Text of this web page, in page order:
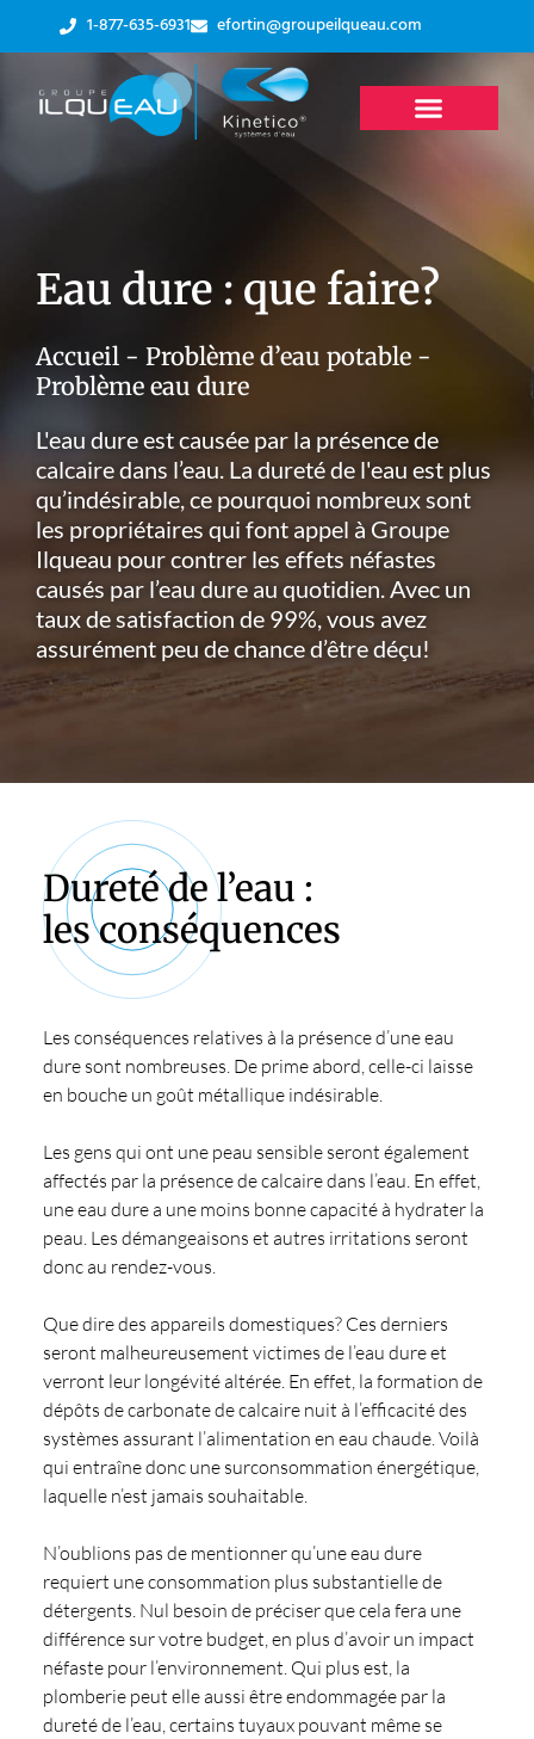
1-877-635-6931 efortin@groupeilqueau.com
Eau dure : que faire?
Accueil - Problème d’eau potable -
Problème eau dure
L'eau dure est causée par la présence de
calcaire dans l’eau. La dureté de l'eau est plus
qu’indésirable, ce pourquoi nombreux sont
les propriétaires qui font appel à Groupe
Ilqueau pour contrer les effets néfastes
causés par l’eau dure au quotidien. Avec un
taux de satisfaction de 99%, vous avez
assurément peu de chance d’être déçu!
Dureté de l’eau :
les conséquences
Les conséquences relatives à la présence d’une eau
dure sont nombreuses. De prime abord, celle-ci laisse
en bouche un goût métallique indésirable.
Les gens qui ont une peau sensible seront également
affectés par la présence de calcaire dans l’eau. En effet,
une eau dure a une moins bonne capacité à hydrater la
peau. Les démangeaisons et autres irritations seront
donc au rendez-vous.
Que dire des appareils domestiques? Ces derniers
seront malheureusement victimes de l’eau dure et
verront leur longévité altérée. En effet, la formation de
dépôts de carbonate de calcaire nuit à l’efficacité des
systèmes assurant l’alimentation en eau chaude. Voilà
qui entraîne donc une surconsommation énergétique,
laquelle n’est jamais souhaitable.
N’oublions pas de mentionner qu’une eau dure
requiert une consommation plus substantielle de
détergents. Nul besoin de préciser que cela fera une
différence sur votre budget, en plus d’avoir un impact
néfaste pour l’environnement. Qui plus est, la
plomberie peut elle aussi être endommagée par la
dureté de l’eau, certains tuyaux pouvant même se